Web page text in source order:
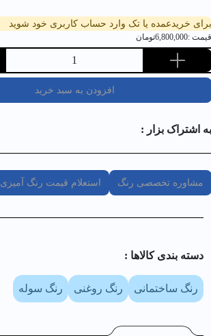
برای خریدعمده یا تک وارد حساب کاربری خود شوید
قیمت :6,800,000تومان
1
افزودن به سبد خرید
به اشتراک بزار :
مشاوره تخصصی رنگ استعلام قیمت رنگ آمیزی
دسته بندی کالا‌ها :
رنگ ساختمانی رنگ روغنی رنگ سوله